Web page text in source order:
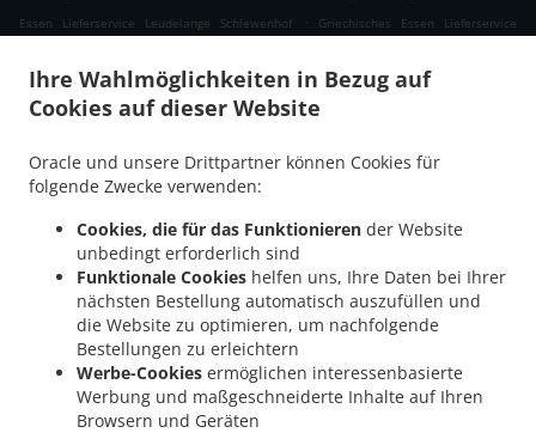
Ihre Wahlmöglichkeiten in Bezug auf
Cookies auf dieser Website
Oracle und unsere Drittpartner können Cookies für
folgende Zwecke verwenden:
Cookies, die für das Funktionieren der Website
unbedingt erforderlich sind
Funktionale Cookies helfen uns, Ihre Daten bei Ihrer
nächsten Bestellung automatisch auszufüllen und
die Website zu optimieren, um nachfolgende
Bestellungen zu erleichtern
Werbe-Cookies ermöglichen interessenbasierte
Werbung und maßgeschneiderte Inhalte auf Ihren
Browsern und Geräten
Essen Lieferservice Leudelange Schlewenhof
.
Griechisches Essen Lieferservice
Lieferservice Bartringen . Griechisches Essen Lieferservice Bridel . Griechisches Essen
Lieferservice Itzig . Griechisches Essen Lieferservice Bartreng Helfent
Griechisches Essen Lieferservice Leudelingen
.
Griechisches Essen Lieferservice
Lieferservice Kopstal Rollengergronn . Griechisches Essen Lieferservice Kopstal Bridel
Griechisches Essen Lieferservice Kopstal
Koplescht Briddel
. Griechisches Essen Lieferservice Koplescht . Griechisches Essen
Lieferservice Bereldange
. Griechisches Essen Lieferservice Walfer .
Essen Lieferservice Walferdange Bereldange
Walferdange Beggen
. Griechisches Essen Lieferservice Walferdange Dommeldange
Griechisches Essen Lieferservice Walferdange
.